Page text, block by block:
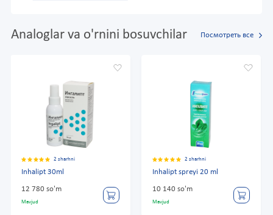
Analoglar va o'rnini bosuvchilar Посмотреть все
2 sharhni
Inhalipt 30ml
12 780 so'm
Mavjud
2 sharhni
Inhalipt spreyi 20 ml
10 140 so'm
Mavjud